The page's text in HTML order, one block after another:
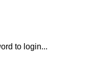
to login...